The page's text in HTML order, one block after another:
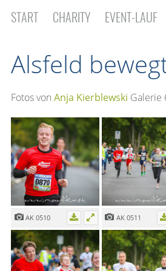
START CHARITY EVENT-LAUF
Alsfeld
Fotos von Anja Kierblewski Galerie
AK 0510 AK 0511